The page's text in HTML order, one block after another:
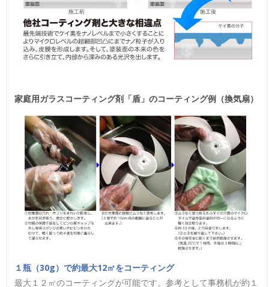
家庭用ガラスコーティング剤「盾」のコーティング例（換気扇）
１瓶（30g）で約最大12㎡をコーティング
最大１２㎡のコーティングが可能です。参考として事務机が約１